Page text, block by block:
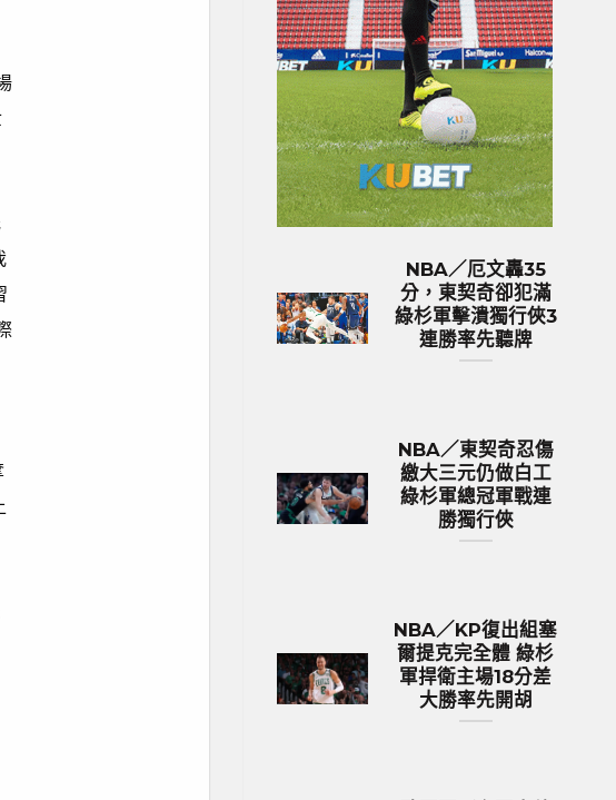
NBA／厄文轟35
分，東契奇卻犯滿
綠杉軍擊潰獨行俠3
連勝率先聽牌
NBA／東契奇忍傷
繳大三元仍做白工
綠杉軍總冠軍戰連
勝獨行俠
NBA／KP復出組塞
爾提克完全體 綠杉
軍捍衛主場18分差
大勝率先開胡